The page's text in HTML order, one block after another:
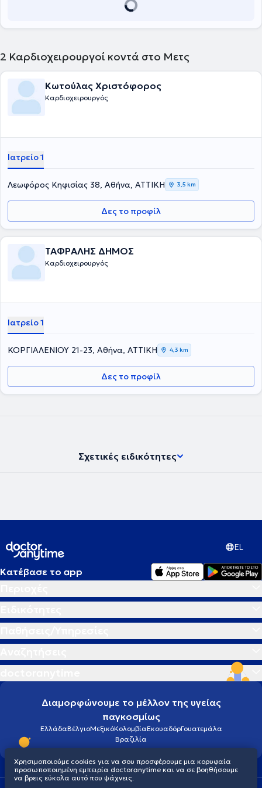
2 Καρδιοχειρουργοί κοντά στο Μετς
Κωτούλας Χριστόφορος
Καρδιοχειρουργός
Ιατρείο 1
Λεωφόρος Κηφισίας 38, Αθήνα, ΑΤΤΙΚΗ 3,5 km
Δες το προφίλ
ΤΑΦΡΑΛΗΣ ΔΗΜΟΣ
Καρδιοχειρουργός
Ιατρείο 1
ΚΟΡΓΙΑΛΕΝΙΟΥ 21-23, Αθήνα, ΑΤΤΙΚΗ 4,3 km
Δες το προφίλ
Σχετικές ειδικότητες
EL
Κατέβασε το app
Διαμορφώνουμε το μέλλον της υγείας
παγκοσμίως
ΕλλάδαΒέλγιοΜεξικόΚολομβίαΕκουαδόρΓουατεμάλα
Βραζιλία
Χρησιμοποιούμε cookies για να σου προσφέρουμε μια κορυφαία
προσωποποιημένη εμπειρία doctoranytime και να σε βοηθήσουμε
να βρεις εύκολα αυτό που ψάχνεις.